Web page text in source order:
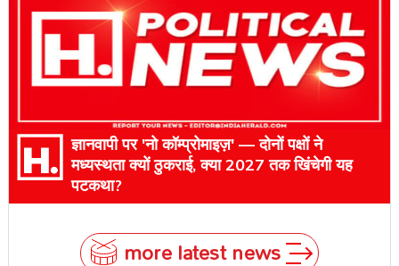
ज्ञानवापी पर 'नो कॉम्प्रोमाइज़' — दोनों पक्षों ने
मध्यस्थता क्यों ठुकराई, क्या 2027 तक खिंचेगी यह
पटकथा?
more latest news